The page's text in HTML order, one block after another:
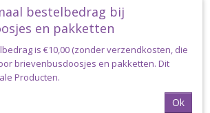
bestelbedrag bij
en pakketten
is €10,00 (zonder verzendkosten, die
brievenbusdoosjes en pakketten. Dit
Producten.
Ok